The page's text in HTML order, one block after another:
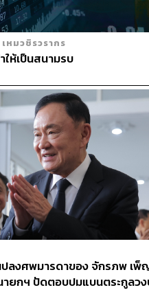
หมวชิรวรากร
ให้เป็นสนามรบ
ลงศพมารดาของ จักรภพ เพ็
ายกฯ ปัดตอบปมแบนตระกูลว